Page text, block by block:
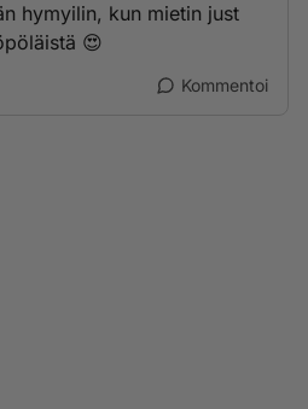
hymyilin, kun mietin just
😍
Kommentoi